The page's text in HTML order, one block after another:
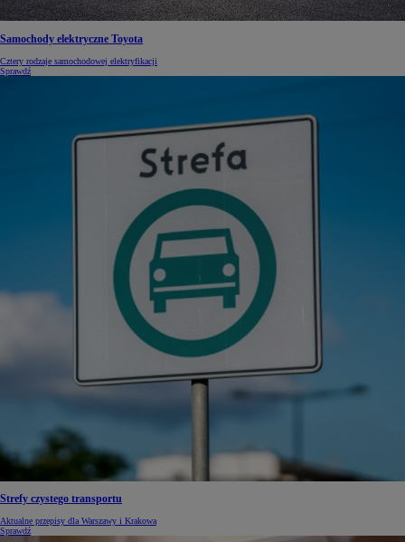
Samochody elektryczne Toyota
Cztery rodzaje samochodowej elektryfikacji
Sprawdź
Strefy czystego transportu
Aktualne przepisy dla Warszawy i Krakowa
Sprawdź